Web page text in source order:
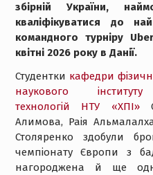
збірній України,
кваліфікуватися до
командного турніру
квітні 2026 року в Данії.
Студентки кафедри
наукового інституту
технологій НТУ «ХПІ»
Алимова, Раія
Столяренко здобули
чемпіонату Європи з
нагороджена й ще